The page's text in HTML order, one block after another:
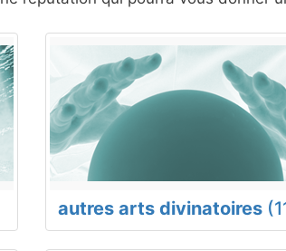
autres arts divinatoires